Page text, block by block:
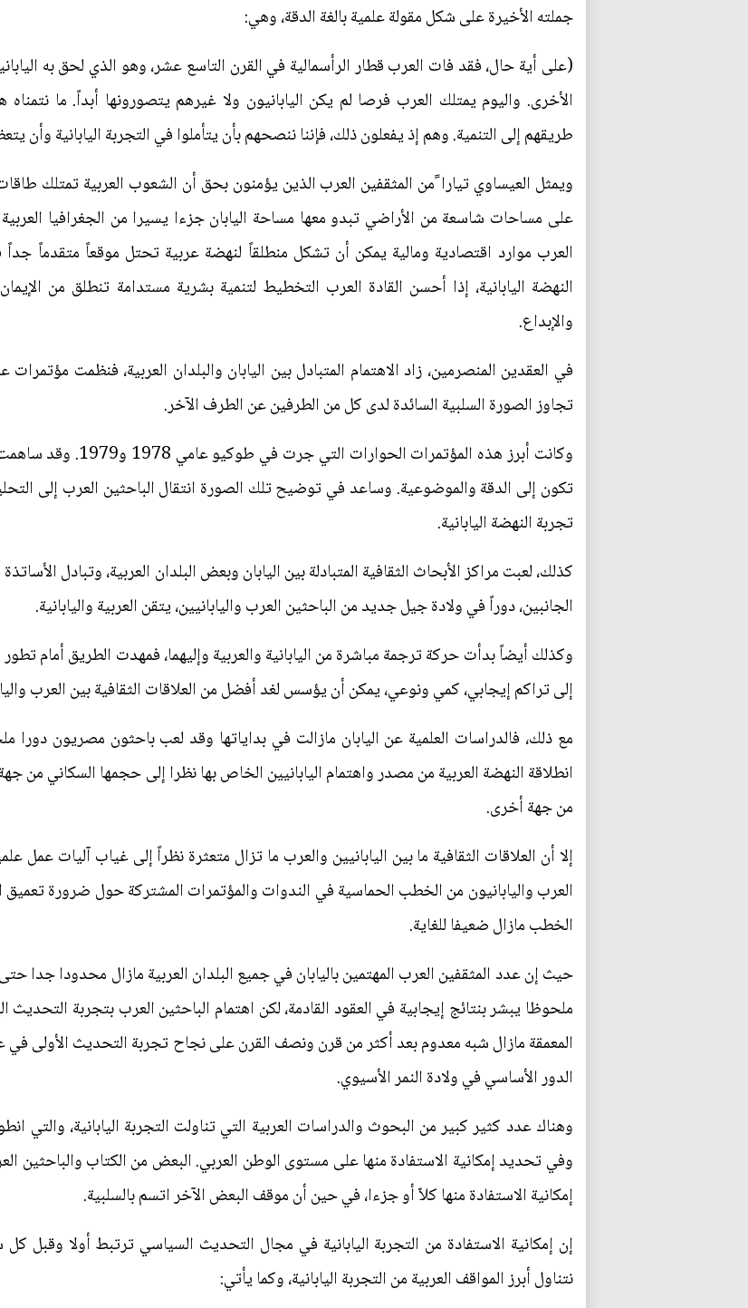
جملته الأخيرة على شكل مقولة علمية بالغة الدقة، وهي:
(على أية حال، فقد فات العرب قطار الرأسمالية في القرن التاسع عشر، وهو الذي لحق به
الأخرى. واليوم يمتلك العرب فرصا لم يكن اليابانيون ولا غيرهم يتصورونها أبداً. ما
طريقهم إلى التنمية. وهم إذ يفعلون ذلك، فإننا ننصحهم بأن يتأملوا في التجربة اليابانية
ويمثل العيساوي تيارا ًمن المثقفين العرب الذين يؤمنون بحق أن الشعوب العربية تمتلك
على مساحات شاسعة من الأراضي تبدو معها مساحة اليابان جزءا يسيرا من الجغرافيا العربية
العرب موارد اقتصادية ومالية يمكن أن تشكل منطلقاً لنهضة عربية تحتل موقعاً متقدماً
النهضة اليابانية، إذا أحسن القادة العرب التخطيط لتنمية بشرية مستدامة تنطلق من
والإبداع.
في العقدين المنصرمين، زاد الاهتمام المتبادل بين اليابان والبلدان العربية، فنظمت
تجاوز الصورة السلبية السائدة لدى كل من الطرفين عن الطرف الآخر.
وكانت أبرز هذه
تكون إلى الدقة والموضوعية. وساعد في توضيح تلك الصورة انتقال الباحثين العرب إلى
تجربة النهضة اليابانية.
كذلك، لعبت مراكز الأبحاث الثقافية المتبادلة بين اليابان وبعض البلدان العربية، وتبادل
الجانبين، دوراً في ولادة جيل جديد من الباحثين العرب واليابانيين، يتقن العربية واليابانية.
وكذلك أيضاً بدأت حركة ترجمة مباشرة من اليابانية والعربية وإليهما، فمهدت الطريق أمام
إلى تراكم إيجابي، كمي ونوعي، يمكن أن يؤسس لغد أفضل من العلاقات الثقافية بين العرب
مع ذلك، فالدراسات العلمية عن اليابان مازالت في بداياتها وقد لعب باحثون مصريون
انطلاقة النهضة العربية من مصدر واهتمام اليابانيين الخاص بها نظرا إلى حجمها السكاني من
من جهة أخرى.
إلا أن العلاقات الثقافية ما بين اليابانيين والعرب ما تزال متعثرة نظراً إلى غياب آليات
العرب واليابانيون من الخطب الحماسية في الندوات والمؤتمرات المشتركة حول ضرورة تعميق
الخطب مازال ضعيفا للغاية.
حيث إن عدد المثقفين العرب المهتمين باليابان في جميع البلدان العربية مازال محدودا جدا
ملحوظا يبشر بنتائج إيجابية في العقود القادمة، لكن اهتمام الباحثين العرب بتجربة
المعمقة مازال شبه معدوم بعد أكثر من قرن ونصف القرن على نجاح تجربة التحديث الأولى
الدور الأساسي في ولادة النمر الأسيوي.
وهناك عدد كثير كبير من البحوث والدراسات العربية التي تناولت التجربة اليابانية، والتي
وفي تحديد إمكانية الاستفادة منها على مستوى الوطن العربي. البعض من الكتاب والباحثين
إمكانية الاستفادة منها كلاّ أو جزءا، في حين أن موقف البعض الآخر اتسم بالسلبية.
إن إمكانية الاستفادة من التجربة اليابانية في مجال التحديث السياسي ترتبط أولا وقبل
نتناول أبرز المواقف العربية من التجربة اليابانية، وكما يأتي: